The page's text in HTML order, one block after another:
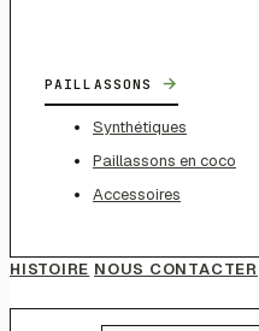
PAILLASSONS →
Synthétiques
Paillassons en coco
Accessoires
HISTOIRE NOUS CONTACTER